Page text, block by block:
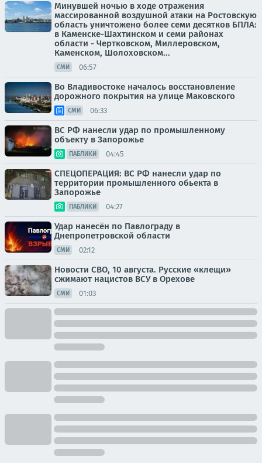
Минувшей ночью в ходе отражения
массированной воздушной атаки на Ростовскую
область уничтожено более семи десятков БПЛА:
в Каменске-Шахтинском и семи районах
области - Чертковском, Миллеровском,
Каменском, Шолоховском...
СМИ 06:57
Во Владивостоке началось восстановление
дорожного покрытия на улице Маковского
СМИ 06:33
ВС РФ нанесли удар по промышленному
объекту в Запорожье
ПАБЛИКИ 04:45
СПЕЦОПЕРАЦИЯ: ВС РФ нанесли удар по
территории промышленного обьекта в
Запорожье
ПАБЛИКИ 04:27
Удар нанесён по Павлограду в
Днепропетровской области
СМИ 02:12
Новости СВО, 10 августа. Русские «клещи»
сжимают нацистов ВСУ в Орехове
СМИ 01:03